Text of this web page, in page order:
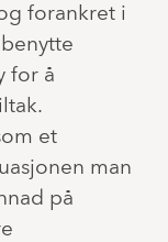
forankret i
for å
et
man
på